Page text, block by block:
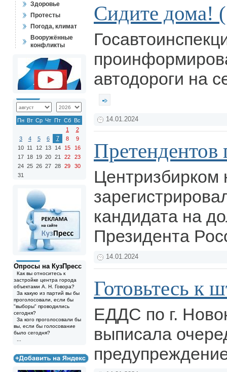
Здоровье
Протесты
Погода, климат
Вооружённые
конфликты
Пн Вт Ср Чт Пт Сб Вс
1
2
3
4 5 6 7 8
9
10 11 12 13 14 15
16
17 18 19 20 21 22
23
24 25 26 27 28 29
30
31
Опросы на КузПресс
Как вы относитесь к
застройке центра города
объектами А. Н. Говора?
За какую из партий вы бы
проголосовали, если бы
"выборы" проводились
сегодня?
За кого проголосовали бы
вы, если бы голосование
было сегодня?
Сидите дома!
автодороги на
14.01.2024
Претендентов
Центризбирком
кандидата на
Президента
14.01.2024
Готовьтесь к
ЕДДС по г.
выписала